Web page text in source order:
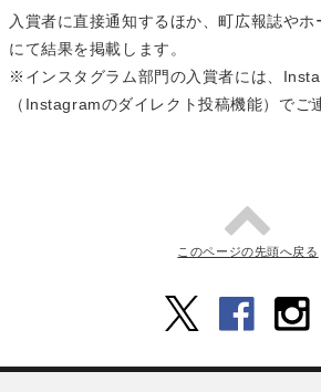
入賞者に直接通知するほか、町広報誌や
にて結果を掲載します。
※インスタグラム部門の入賞者には、
（Instagramのダイレクト投稿機能）でご
このページの先頭へ戻る